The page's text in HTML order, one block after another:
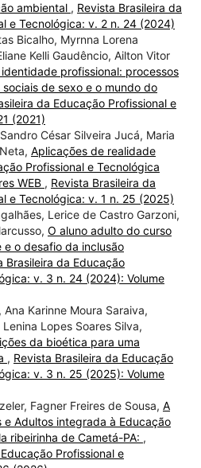
ambiental , Revista Brasileira da
e Tecnológica: v. 2 n. 24 (2024)
Bicalho, Myrnna Lorena
Kelli Gaudêncio, Ailton Vitor
identidade profissional: processos
de sexo e o mundo do
da Educação Profissional e
(2021)
César Silveira Jucá, Maria
Aplicações de realidade
Profissional e Tecnológica
WEB , Revista Brasileira da
e Tecnológica: v. 1 n. 25 (2025)
Lerice de Castro Garzoni,
O aluno adulto do curso
o desafio da inclusão
Brasileira da Educação
v. 3 n. 24 (2024): Volume
Karinne Moura Saraiva,
Lopes Soares Silva,
da bioética para uma
, Revista Brasileira da Educação
v. 3 n. 25 (2025): Volume
Fagner Freires de Sousa, A
e Adultos integrada à Educação
ribeirinha de Cametá-PA: ,
Profissional e